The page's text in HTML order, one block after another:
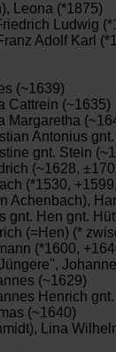
Leona (*1875)
Ludwig
Adolf Karl
(~1639)
Cattrein (~1635)
Margaretha
Antonius
gnt. Stein
(~1628,
(*1530,
Achenbach),
gnt. Hen gnt.
(=Hen) (*
(*1600,
(~1629)
Henrich
(~1640)
Lina